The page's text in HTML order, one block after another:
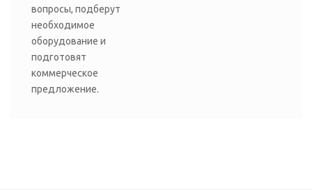
вопросы, подберут
необходимое
оборудование и
подготовят
коммерческое
предложение.